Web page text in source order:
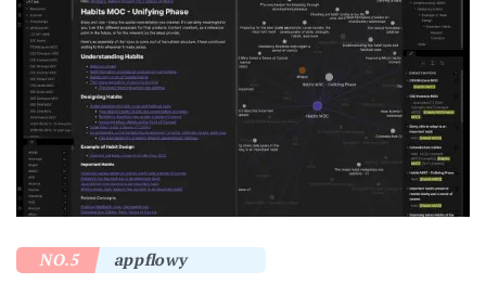
NO.5 appflowy